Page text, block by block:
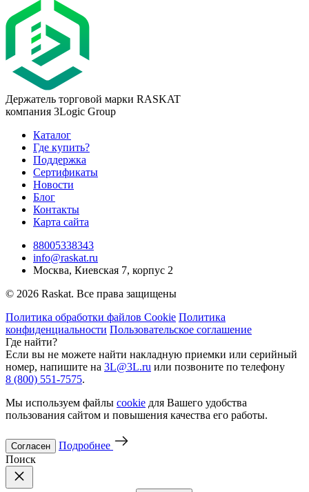
Держатель торговой марки RASKAT
компания 3Logic Group
Каталог
Где купить?
Поддержка
Сертификаты
Новости
Блог
Контакты
Карта сайта
88005338343
info@raskat.ru
Москва, Киевская 7, корпус 2
© 2026 Raskat. Все права защищены
Политика обработки файлов Cookie Политика
конфиденциальности Пользовательское соглашение
Где найти?
Если вы не можете найти накладную приемки или серийный
номер, напишите на 3L@3L.ru или позвоните по телефону
8 (800) 551-7575.
Мы используем файлы cookie для Вашего удобства
пользования сайтом и повышения качества его работы.
Согласен
Подробнее
Поиск